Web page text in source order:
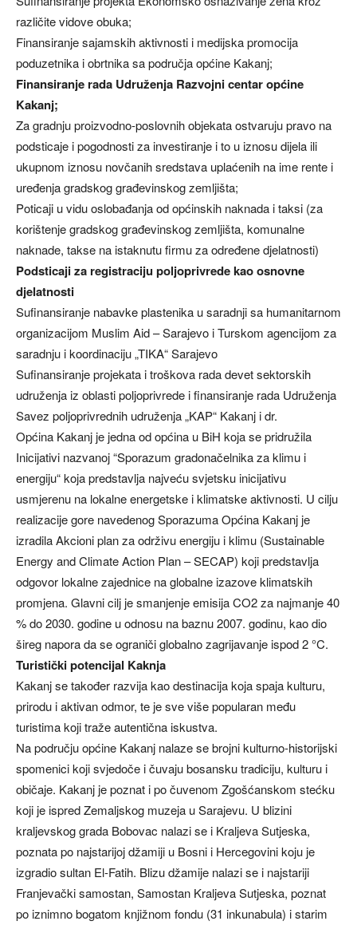
različite vidove obuka;
Finansiranje sajamskih aktivnosti i medijska promocija
poduzetnika i obrtnika sa područja općine Kakanj;
Finansiranje rada Udruženja Razvojni centar općine
Kakanj;
Za gradnju proizvodno-poslovnih objekata ostvaruju pravo na
podsticaje i pogodnosti za investiranje i to u iznosu dijela ili
ukupnom iznosu novčanih sredstava uplaćenih na ime rente i
uređenja gradskog građevinskog zemljišta;
Poticaji u vidu oslobađanja od općinskih naknada i taksi (za
korištenje gradskog građevinskog zemljišta, komunalne
naknade, takse na istaknutu firmu za određene djelatnosti)
Podsticaji za registraciju poljoprivrede kao osnovne
djelatnosti
Sufinansiranje nabavke plastenika u saradnji sa humanitarnom
organizacijom Muslim Aid – Sarajevo i Turskom agencijom za
saradnju i koordinaciju „TIKA“ Sarajevo
Sufinansiranje projekata i troškova rada devet sektorskih
udruženja iz oblasti poljoprivrede i finansiranje rada Udruženja
Savez poljoprivrednih udruženja „KAP“ Kakanj i dr.
Općina Kakanj je jedna od općina u BiH koja se pridružila
Inicijativi nazvanoj “Sporazum gradonačelnika za klimu i
energiju“ koja predstavlja najveću svjetsku inicijativu
usmjerenu na lokalne energetske i klimatske aktivnosti. U cilju
realizacije gore navedenog Sporazuma Općina Kakanj je
izradila Akcioni plan za održivu energiju i klimu (Sustainable
Energy and Climate Action Plan – SECAP) koji predstavlja
odgovor lokalne zajednice na globalne izazove klimatskih
promjena. Glavni cilj je smanjenje emisija CO2 za najmanje 40
% do 2030. godine u odnosu na baznu 2007. godinu, kao dio
šireg napora da se ograniči globalno zagrijavanje ispod 2 °C.
Turistički potencijal Kaknja
Kakanj se također razvija kao destinacija koja spaja kulturu,
prirodu i aktivan odmor, te je sve više popularan među
turistima koji traže autentična iskustva.
Na području općine Kakanj nalaze se brojni kulturno-historijski
spomenici koji svjedoče i čuvaju bosansku tradiciju, kulturu i
običaje. Kakanj je poznat i po čuvenom Zgošćanskom stećku
koji je ispred Zemaljskog muzeja u Sarajevu. U blizini
kraljevskog grada Bobovac nalazi se i Kraljeva Sutjeska,
poznata po najstarijoj džamiji u Bosni i Hercegovini koju je
izgradio sultan El-Fatih. Blizu džamije nalazi se i najstariji
Franjevački samostan, Samostan Kraljeva Sutjeska, poznat
po iznimno bogatom knjižnom fondu (31 inkunabula) i starim